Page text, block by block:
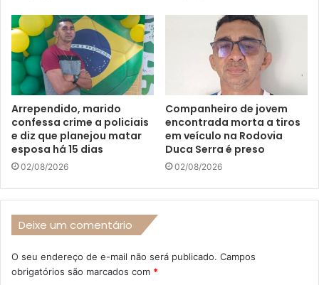
Arrependido, marido
confessa crime a policiais
e diz que planejou matar
esposa há 15 dias
02/08/2026
Companheiro de jovem
encontrada morta a tiros
em veículo na Rodovia
Duca Serra é preso
02/08/2026
Deixe um comentário
O seu endereço de e-mail não será publicado. Campos
obrigatórios são marcados com *